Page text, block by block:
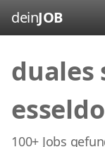
deinJOB
duales
100+ Jobs